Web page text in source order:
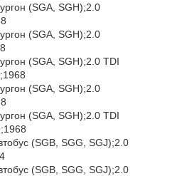
(SGA, SGH);2.0
(SGA, SGH);2.0
(SGA, SGH);2.0 TDI
(SGA, SGH);2.0
(SGA, SGH);2.0 TDI
(SGB, SGG, SGJ);2.0
(SGB, SGG, SGJ);2.0